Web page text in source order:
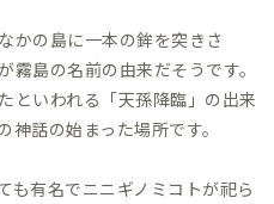
かの島に一本の鉾を突きさ
霧島の名前の由来だそうです。
といわれる「天孫降臨」の出来
話の始まった場所です。
も有名でニニギノミコトが祀ら